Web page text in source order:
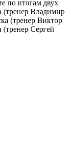
по итогам двух
(тренер Владимир
(тренер Виктор
(тренер Сергей